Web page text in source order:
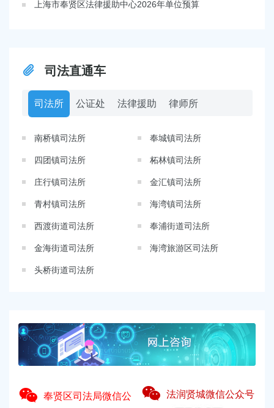
上海市奉贤区法律援助中心2026年单位预算
司法直通车
司法所 公证处 法律援助 律师所
南桥镇司法所 奉城镇司法所
四团镇司法所 柘林镇司法所
庄行镇司法所 金汇镇司法所
青村镇司法所 海湾镇司法所
西渡街道司法所 奉浦街道司法所
金海街道司法所 海湾旅游区司法所
头桥街道司法所
奉贤区司法局微信公
法润贤城微信公众号